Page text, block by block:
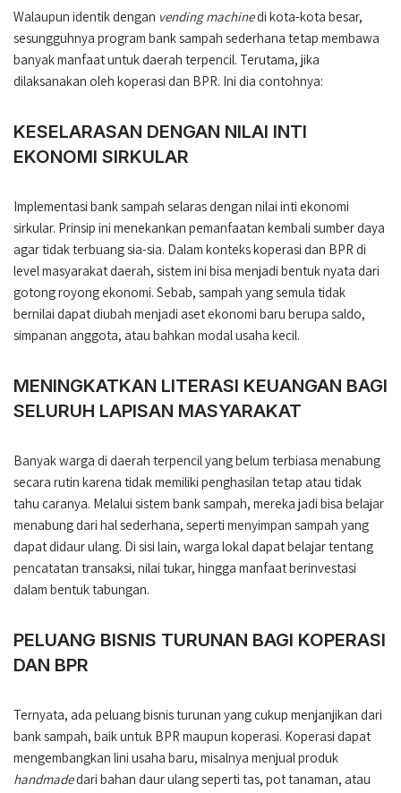
Walaupun identik dengan vending machinedi kota-kota besar,
sesungguhnya program bank sampah sederhana tetap membawa
banyak manfaat untuk daerah terpencil. Terutama, jika
dilaksanakan oleh koperasi dan BPR. Ini dia contohnya:
KESELARASAN DENGAN NILAI INTI
EKONOMI SIRKULAR
Implementasi bank sampah selaras dengan nilai inti ekonomi
sirkular. Prinsip ini menekankan pemanfaatan kembali sumber daya
agar tidak terbuang sia-sia. Dalam konteks koperasi dan BPR di
level masyarakat daerah, sistem ini bisa menjadi bentuk nyata dari
gotong royong ekonomi. Sebab, sampah yang semula tidak
bernilai dapat diubah menjadi aset ekonomi baru berupa saldo,
simpanan anggota, atau bahkan modal usaha kecil.
MENINGKATKAN LITERASI KEUANGAN BAGI
SELURUH LAPISAN MASYARAKAT
Banyak warga di daerah terpencil yang belum terbiasa menabung
secara rutin karena tidak memiliki penghasilan tetap atau tidak
tahu caranya. Melalui sistem bank sampah, mereka jadi bisa belajar
menabung dari hal sederhana, seperti menyimpan sampah yang
dapat didaur ulang. Di sisi lain, warga lokal dapat belajar tentang
pencatatan transaksi, nilai tukar, hingga manfaat berinvestasi
dalam bentuk tabungan.
PELUANG BISNIS TURUNAN BAGI KOPERASI
DAN BPR
Ternyata, ada peluang bisnis turunan yang cukup menjanjikan dari
bank sampah, baik untuk BPR maupun koperasi. Koperasi dapat
mengembangkan lini usaha baru, misalnya menjual produk
handmadedari bahan daur ulang seperti tas, pot tanaman, atau